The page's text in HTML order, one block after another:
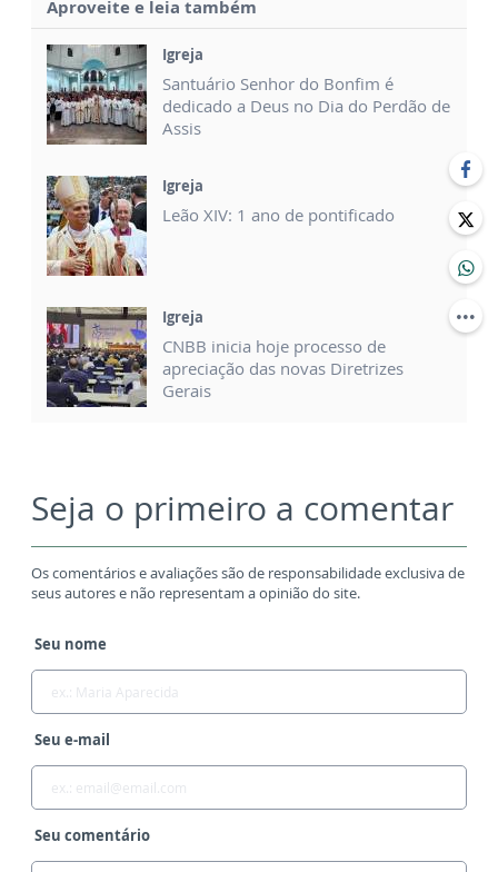
Aproveite e leia também
Igreja
Santuário Senhor do Bonfim é
dedicado a Deus no Dia do Perdão de
Assis
Igreja
Leão XIV: 1 ano de pontificado
Igreja
CNBB inicia hoje processo de
apreciação das novas Diretrizes
Gerais
Seja o primeiro a comentar
Os comentários e avaliações são de responsabilidade exclusiva de
seus autores e não representam a opinião do site.
Seu nome
Seu e-mail
Seu comentário